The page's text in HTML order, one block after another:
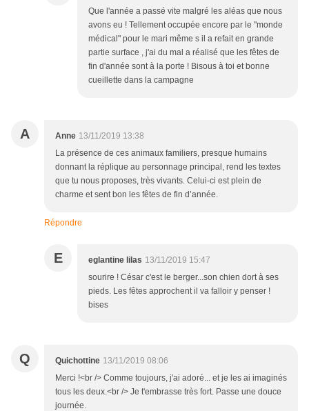
Que l'année a passé vite malgré les aléas que nous
avons eu ! Tellement occupée encore par le "monde
médical" pour le mari même s il a refait en grande
partie surface , j'ai du mal a réalisé que les fêtes de
fin d'année sont à la porte ! Bisous à toi et bonne
cueillette dans la campagne
A Anne 13/11/2019 13:38
La présence de ces animaux familiers, presque humains
donnant la réplique au personnage principal, rend les textes
que tu nous proposes, très vivants. Celui-ci est plein de
charme et sent bon les fêtes de fin d’année.
Répondre
E eglantine lilas 13/11/2019 15:47
sourire ! César c'est le berger...son chien dort à ses
pieds. Les fêtes approchent il va falloir y penser !
bises
Q Quichottine 13/11/2019 08:06
Merci !<br /> Comme toujours, j'ai adoré... et je les ai imaginés
tous les deux.<br /> Je t'embrasse très fort. Passe une douce
journée.